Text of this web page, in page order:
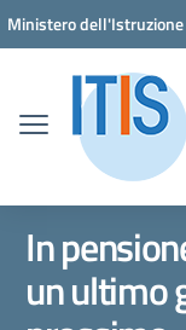
Vai ai contenuti
Vai al menu di
Vai al footer
Ministero dell'Istruzione
In
un ultimo